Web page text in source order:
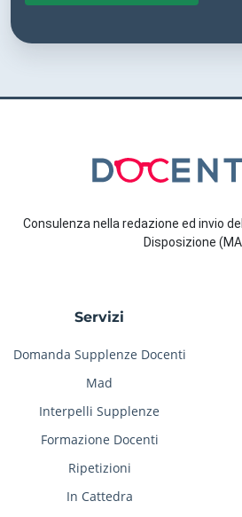
Consulenza nella redazione ed invio
Disposizione
Servizi
Domanda Supplenze Docenti
Mad
Interpelli Supplenze
Formazione Docenti
Ripetizioni
In Cattedra